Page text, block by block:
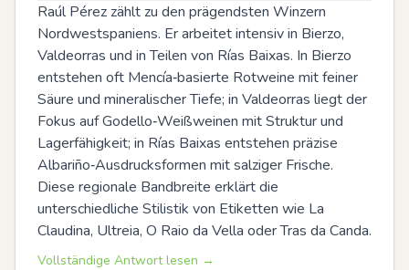
Raúl Pérez zählt zu den prägendsten Winzern
Nordwestspaniens. Er arbeitet intensiv in Bierzo,
Valdeorras und in Teilen von Rías Baixas. In Bierzo
entstehen oft Mencía‑basierte Rotweine mit feiner
Säure und mineralischer Tiefe; in Valdeorras liegt der
Fokus auf Godello‑Weißweinen mit Struktur und
Lagerfähigkeit; in Rías Baixas entstehen präzise
Albariño‑Ausdrucksformen mit salziger Frische.
Diese regionale Bandbreite erklärt die
unterschiedliche Stilistik von Etiketten wie La
Claudina, Ultreia, O Raio da Vella oder Tras da Canda.
Vollständige Antwort lesen →